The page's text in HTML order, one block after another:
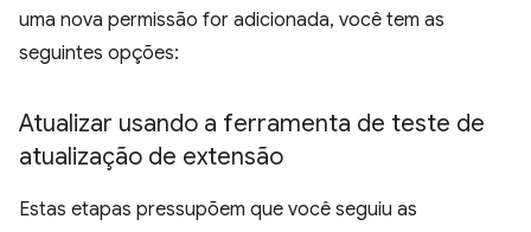
uma nova permissão for adicionada, você tem as
seguintes opções:
Atualizar usando a ferramenta de teste de
atualização de extensão
Estas etapas pressupõem que você seguiu as